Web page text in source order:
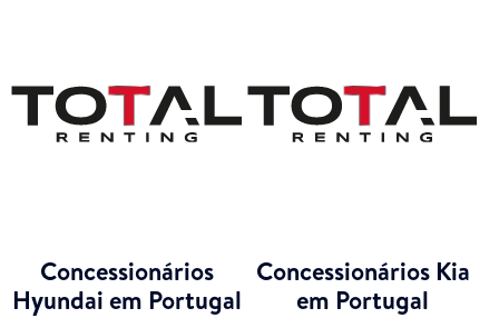
Concessionários
Hyundai em Portugal
Concessionários Kia
em Portugal